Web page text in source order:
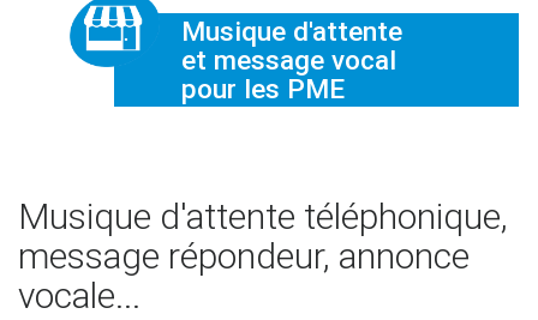
Musique d'attente
et message vocal
pour les PME
Musique d'attente téléphonique,
message répondeur, annonce
vocale...